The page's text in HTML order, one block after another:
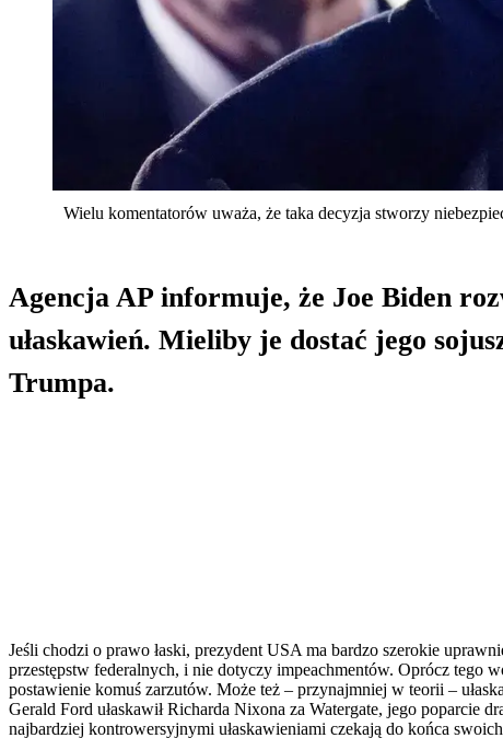
Wielu komentatorów uważa, że taka decyzja stworzy
Agencja AP informuje, że Joe Biden
ułaskawień. Mieliby je dostać jego
Trumpa.
Jeśli chodzi o prawo łaski, prezydent USA ma bardzo szerokie
przestępstw federalnych, i nie dotyczy impeachmentów. Oprócz tego
postawienie komuś zarzutów. Może też – przynajmniej w teorii –
Gerald Ford ułaskawił Richarda Nixona za Watergate, jego poparcie
najbardziej kontrowersyjnymi ułaskawieniami czekają do końca